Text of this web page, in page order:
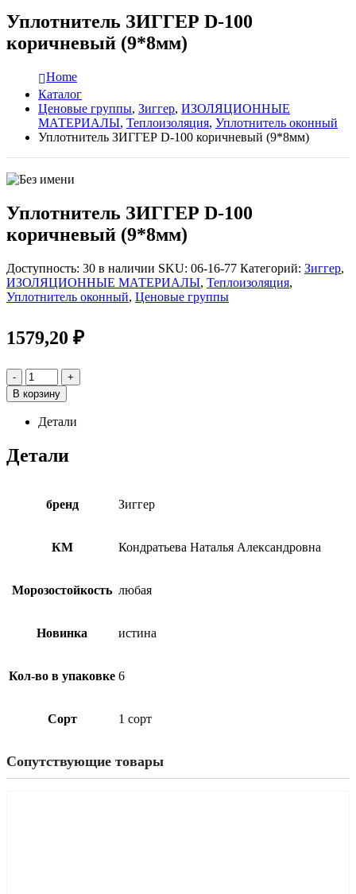
Уплотнитель ЗИГГЕР D-100
коричневый (9*8мм)
Home
Каталог
Ценовые группы, Зиггер, ИЗОЛЯЦИОННЫЕ
МАТЕРИАЛЫ, Теплоизоляция, Уплотнитель оконный
Уплотнитель ЗИГГЕР D-100 коричневый (9*8мм)
Уплотнитель ЗИГГЕР D-100
коричневый (9*8мм)
Доступность: 30 в наличии SKU: 06-16-77 Категорий: Зиггер,
ИЗОЛЯЦИОННЫЕ МАТЕРИАЛЫ, Теплоизоляция,
Уплотнитель оконный, Ценовые группы
1579,20 ₽
-
+
В корзину
Детали
Детали
бренд Зиггер
КМ Кондратьева Наталья Александровна
Морозостойкость любая
Новинка истина
Кол-во в упаковке 6
Сорт 1 сорт
Сопутствующие товары